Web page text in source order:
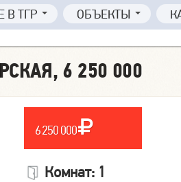
В ТГР ОБЪЕКТЫ
6 250 000
6 250 000
Комнат: 1